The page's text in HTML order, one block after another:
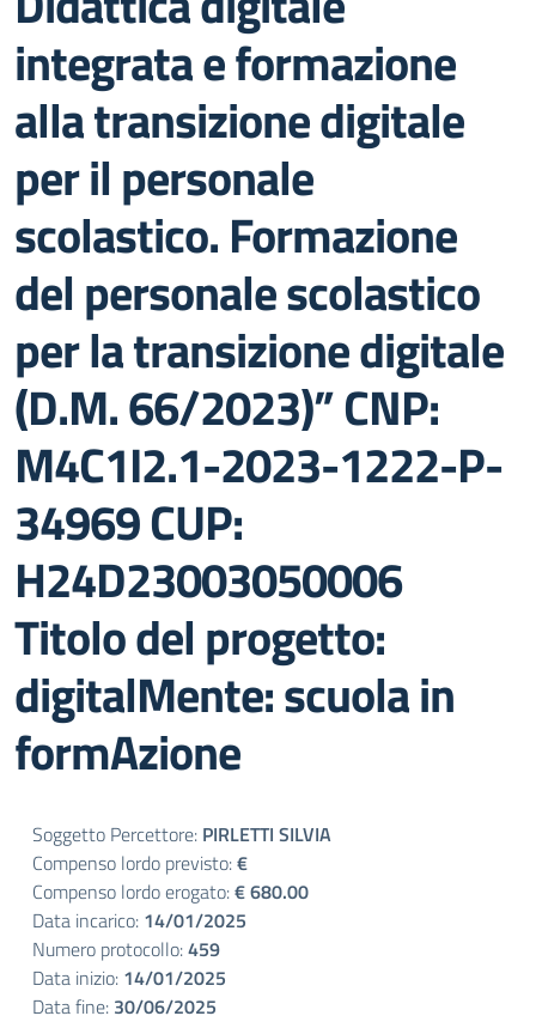
integrata e formazione
alla transizione digitale
per il personale
scolastico. Formazione
del personale scolastico
per la transizione digitale
(D.M. 66/2023)” CNP:
M4C1I2.1-2023-1222-P-
34969 CUP:
H24D23003050006
Titolo del progetto:
digitalMente: scuola in
formAzione
Soggetto Percettore: PIRLETTI SILVIA
Compenso lordo previsto:€
Compenso lordo erogato:€ 680.00
Data incarico: 14/01/2025
Numero protocollo:459
Data inizio: 14/01/2025
Data fine: 30/06/2025